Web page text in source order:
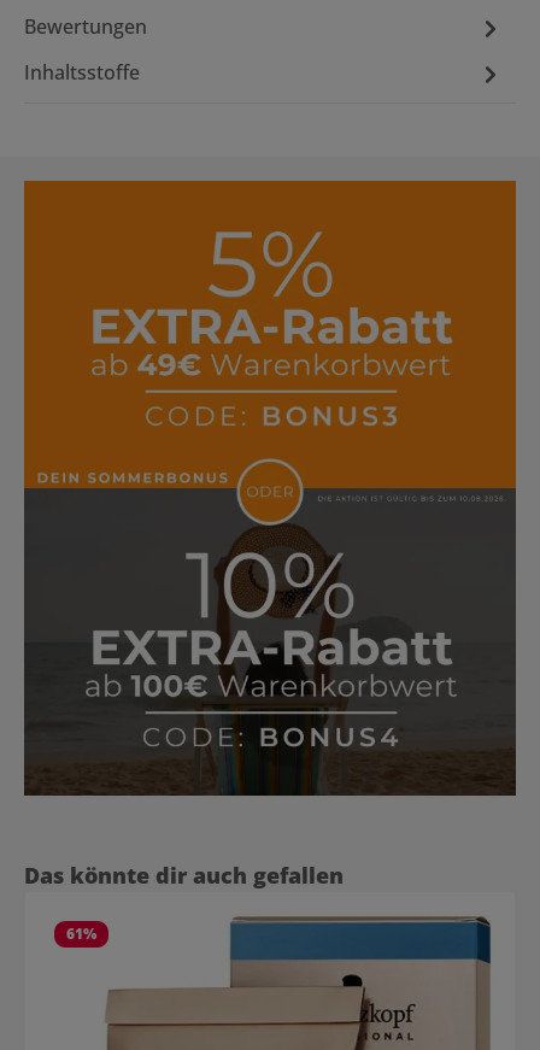
Bewertungen
Inhaltsstoffe
Produktgalerie überspringen
Das könnte dir auch gefallen
61%